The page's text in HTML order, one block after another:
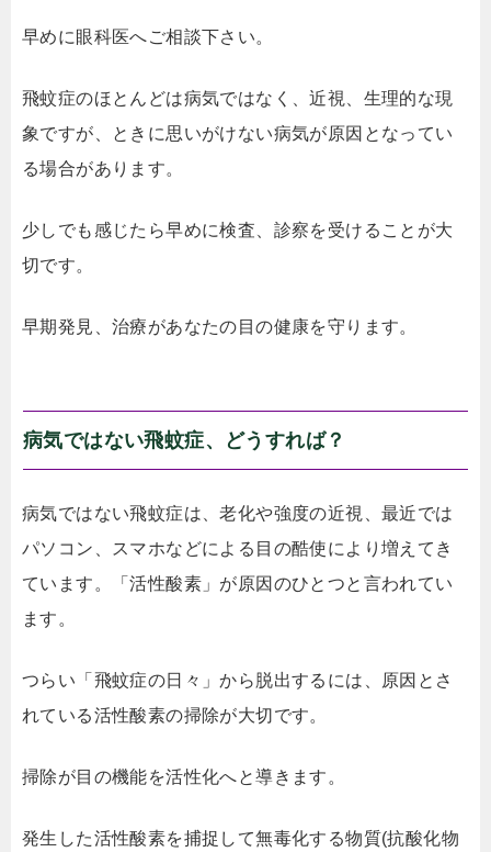
早めに眼科医へご相談下さい。
飛蚊症のほとんどは病気ではなく、近視、生理的な現
象ですが、ときに思いがけない病気が原因となってい
る場合があります。
少しでも感じたら早めに検査、診察を受けることが大
切です。
早期発見、治療があなたの目の健康を守ります。
病気ではない飛蚊症、どうすれば？
病気ではない飛蚊症は、老化や強度の近視、最近では
パソコン、スマホなどによる目の酷使により増えてき
ています。「活性酸素」が原因のひとつと言われてい
ます。
つらい「飛蚊症の日々」から脱出するには、原因とさ
れている活性酸素の掃除が大切です。
掃除が目の機能を活性化へと導きます。
発生した活性酸素を捕捉して無毒化する物質(抗酸化物